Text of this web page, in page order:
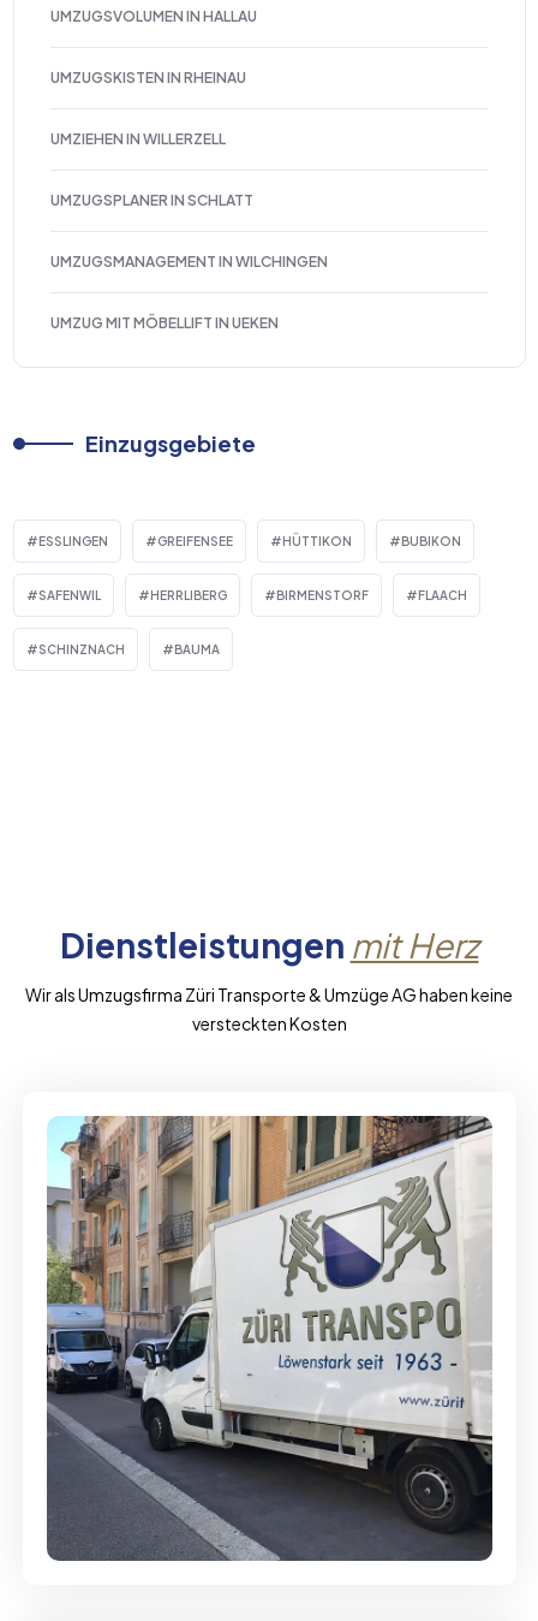
UMZUGSVOLUMEN IN HALLAU
UMZUGSKISTEN IN RHEINAU
UMZIEHEN IN WILLERZELL
UMZUGSPLANER IN SCHLATT
UMZUGSMANAGEMENT IN WILCHINGEN
UMZUG MIT MÖBELLIFT IN UEKEN
Einzugsgebiete
ESSLINGEN GREIFENSEE HÜTTIKON BUBIKON
SAFENWIL HERRLIBERG BIRMENSTORF FLAACH
SCHINZNACH BAUMA
Dienstleistungen mit Herz
Wir als Umzugsfirma Züri Transporte & Umzüge AG haben keine
versteckten Kosten
Full-Service - Für Privatumzüge